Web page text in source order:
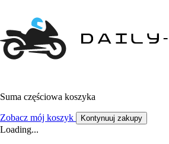
Suma częściowa koszyka
Zobacz mój koszyk Kontynuuj zakupy
Loading...